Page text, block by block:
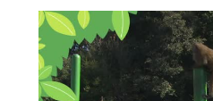
テナンス中」になり、
ん。
ご不便をおかけいたし
よろしくお願いいたし